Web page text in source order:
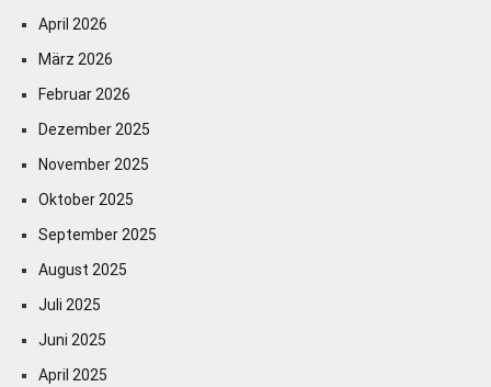
April 2026
März 2026
Februar 2026
Dezember 2025
November 2025
Oktober 2025
September 2025
August 2025
Juli 2025
Juni 2025
April 2025